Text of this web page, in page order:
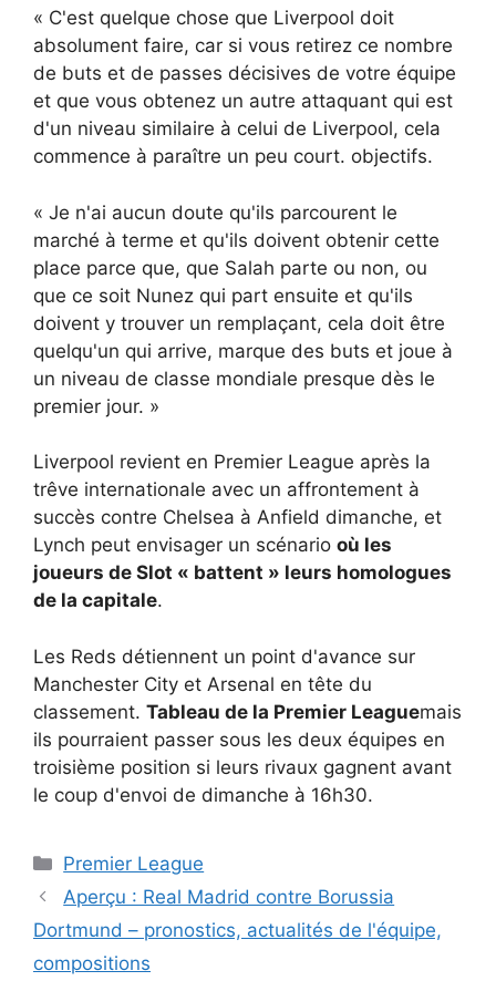
« C'est quelque chose que Liverpool doit
absolument faire, car si vous retirez ce nombre
de buts et de passes décisives de votre équipe
et que vous obtenez un autre attaquant qui est
d'un niveau similaire à celui de Liverpool, cela
commence à paraître un peu court. objectifs.
« Je n'ai aucun doute qu'ils parcourent le
marché à terme et qu'ils doivent obtenir cette
place parce que, que Salah parte ou non, ou
que ce soit Nunez qui part ensuite et qu'ils
doivent y trouver un remplaçant, cela doit être
quelqu'un qui arrive, marque des buts et joue à
un niveau de classe mondiale presque dès le
premier jour. »
Liverpool revient en Premier League après la
trêve internationale avec un affrontement à
succès contre Chelsea à Anfield dimanche, et
Lynch peut envisager un scénario où les
joueurs de Slot « battent » leurs homologues
de la capitale.
Les Reds détiennent un point d'avance sur
Manchester City et Arsenal en tête du
classement. Tableau de la Premier Leaguemais
ils pourraient passer sous les deux équipes en
troisième position si leurs rivaux gagnent avant
le coup d'envoi de dimanche à 16h30.
Catégories
Premier League
Aperçu : Real Madrid contre Borussia
Dortmund – pronostics, actualités de l'équipe,
compositions